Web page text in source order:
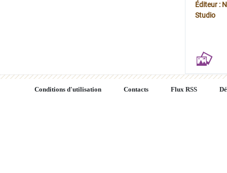
Éditeur :
Studio
Conditions d'utilisation Contacts Flux RSS